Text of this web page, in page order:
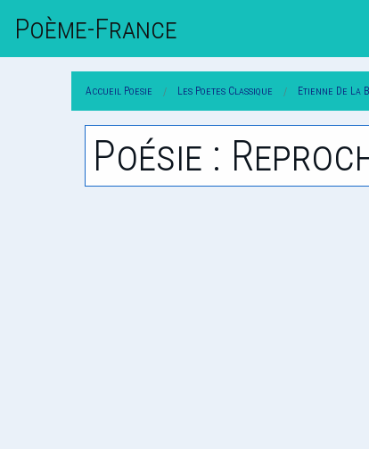
Poème-FrAnce
Accueil Poesie Les Poetes Classique Etienne De La
Poésie :